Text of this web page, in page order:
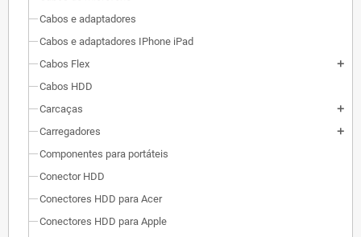
Cabos e adaptadores
Cabos e adaptadores IPhone iPad
Cabos Flex
add
Cabos HDD
Carcaças
add
Carregadores add
Componentes para portáteis
Conector HDD
Conectores HDD para Acer
Conectores HDD para Apple